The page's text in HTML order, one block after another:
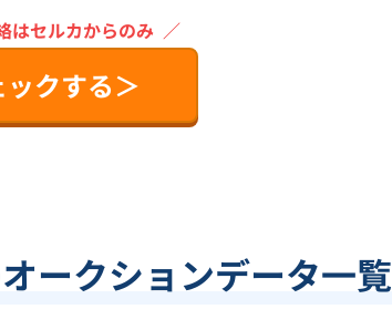
はセルカからのみ ／
クする＞
ークションデータ一覧